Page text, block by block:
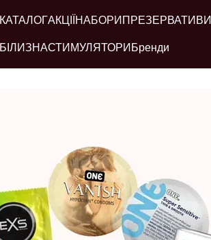
КАТАЛОГАКЦІЇ НАБОРИ ПРЕЗЕРВАТИВИ
БІЛИЗНАСТИМУЛЯТОРИ Бренди